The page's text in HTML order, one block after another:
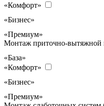
«Комфорт»
«Бизнес»
«Премиум»
Монтаж приточно-вытяжной
«База»
«Комфорт»
«Бизнес»
«Премиум»